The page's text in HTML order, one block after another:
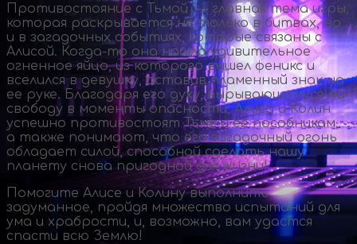
Противостояние с Тьмой — главная тема игры,
которая раскрывается не только в битвах, но
и в загадочных событиях, которые связаны с
Алисой. Когда-то она нашла удивительное
огненное яйцо, из которого вышел феникс и
вселился в девушку, оставив пламенный знак на
ее руке. Благодаря его духу, вырывающемуся на
свободу в моменты опасности, Алиса и Колин
успешно противостоят Тьме и ее пособникам,
а также понимают, что его загадочный огонь
обладает силой, способной сделать нашу
планету снова пригодной для жизни!
Помогите Алисе и Колину выполнить
задуманное, пройдя множество испытаний для
ума и храбрости, и, возможно, вам удастся
спасти всю Землю!